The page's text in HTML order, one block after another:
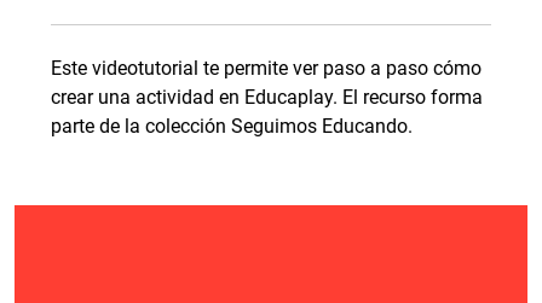
Este videotutorial te permite ver paso a paso cómo
crear una actividad en Educaplay. El recurso forma
parte de la colección Seguimos Educando.